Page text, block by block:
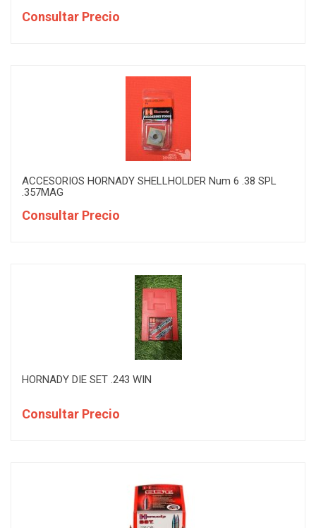
Consultar Precio
ACCESORIOS HORNADY SHELLHOLDER Num 6 .38 SPL
.357MAG
Consultar Precio
HORNADY DIE SET .243 WIN
Consultar Precio